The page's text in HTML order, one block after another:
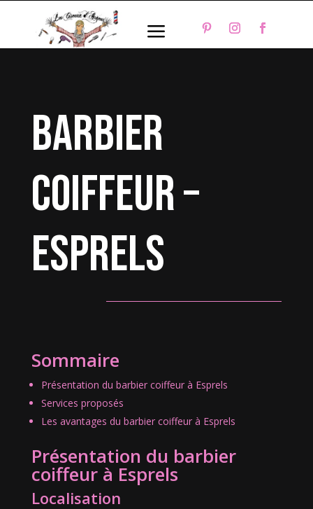
a
barbier
coiffeur –
Esprels
Sommaire
Présentation du barbier coiffeur à Esprels
Services proposés
Les avantages du barbier coiffeur à Esprels
Présentation du barbier
coiffeur à Esprels
Localisation